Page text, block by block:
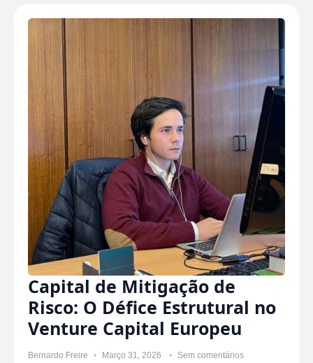
Capital de Mitigação de
Risco: O Défice Estrutural no
Venture Capital Europeu
Bernardo Freire Março 31, 2026 Sem comentários